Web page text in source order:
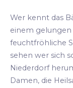
Wer kennt das
einem gelungen
feuchtfröhliche
sehen wer sich
Niederdorf
Damen, die